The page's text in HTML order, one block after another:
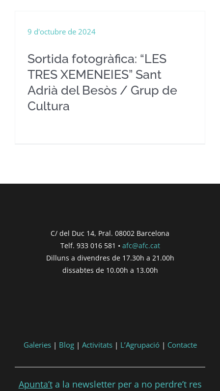
Sortida fotogràfica: “LES
TRES XEMENEIES” Sant
Adrià del Besòs / Grup de
Cultura
9 d'octubre de 2024
C/ del Duc 14, Pral. 08002 Barcelona
Telf. 933 016 581 • afc@afc.cat
Dilluns a divendres de 17.30h a 21.00h
dissabtes de 10.00h a 13.00h
Galeries| Blog| Activitats| L’Agrupació| Contacte
Apunta’ta la newsletter per a no perdre’t res